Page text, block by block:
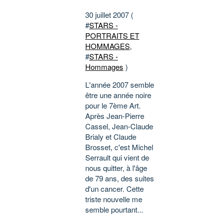
30 juillet 2007 (
#STARS -
PORTRAITS ET
HOMMAGES,
#STARS -
Hommages )
L'année 2007 semble
être une année noire
pour le 7ème Art.
Après Jean-Pierre
Cassel, Jean-Claude
Brialy et Claude
Brosset, c'est Michel
Serrault qui vient de
nous quitter, à l'âge
de 79 ans, des suites
d'un cancer. Cette
triste nouvelle me
semble pourtant...